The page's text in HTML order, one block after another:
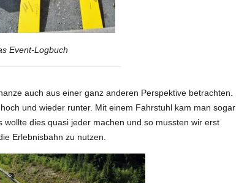
Event-Logbuch
auch aus einer ganz anderen Perspektive betrachten.
und wieder runter. Mit einem Fahrstuhl kam man sogar
wollte dies quasi jeder machen und so mussten wir erst
Erlebnisbahn zu nutzen.